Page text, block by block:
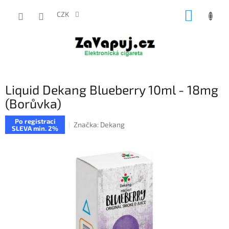
CZK
Liquid Dekang Blueberry 10ml - 18mg
(Borůvka)
Po registraci
SLEVA min. 2%
Značka: Dekang